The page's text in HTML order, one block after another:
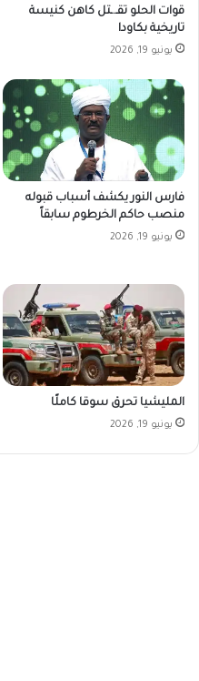
قوات الحلو تقـ.ـتل كاهن كنيسة
تاريخية بكاودا
يونيو 19, 2026
فارس النور يكشف أسباب قبوله
منصب حاكم الخرطوم سابقاً
يونيو 19, 2026
المليشيا تحرق سوقا كاملًا
يونيو 19, 2026